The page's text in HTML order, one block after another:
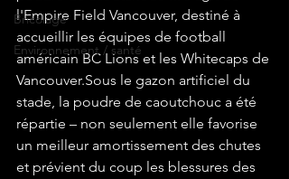
Bricolage
Environnement / santé
l'Empire Field Vancouver, destiné à
accueillir les équipes de football
américain BC Lions et les Whitecaps de
Vancouver.Sous le gazon artificiel du
stade, la poudre de caoutchouc a été
répartie – non seulement elle favorise
un meilleur amortissement des chutes
et prévient du coup les blessures des